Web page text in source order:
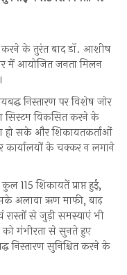
करने के तुरंत बाद डॉ. आशीष
में आयोजित जनता मिलन
निस्तारण पर विशेष जोर
सिस्टम विकसित करने के
हो सके और शिकायतकर्ताओं
कार्यालयों के चक्कर न लगाने
115 शिकायतें प्राप्त हुईं,
अलावा ऋण माफी, बाढ़
रास्तों से जुड़ी समस्याएं भी
को गंभीरता से सुनते हुए
निस्तारण सुनिश्चित करने के